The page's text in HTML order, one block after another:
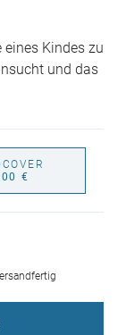
eines Kindes zu
und das
€